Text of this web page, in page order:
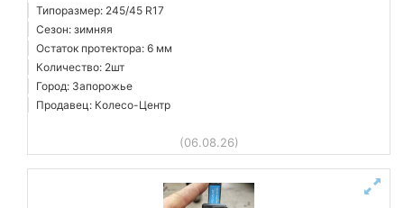
Типоразмер: 245/45 R17
Сезон: зимняя
Остаток протектора: 6 мм
Количество: 2шт
Город: Запорожье
Продавец: Колесо-Центр
(06.08.26)